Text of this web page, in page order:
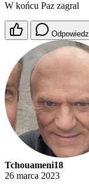
W końcu Paz zagral
Odpowiedz
Tchouameni18
26 marca 2023